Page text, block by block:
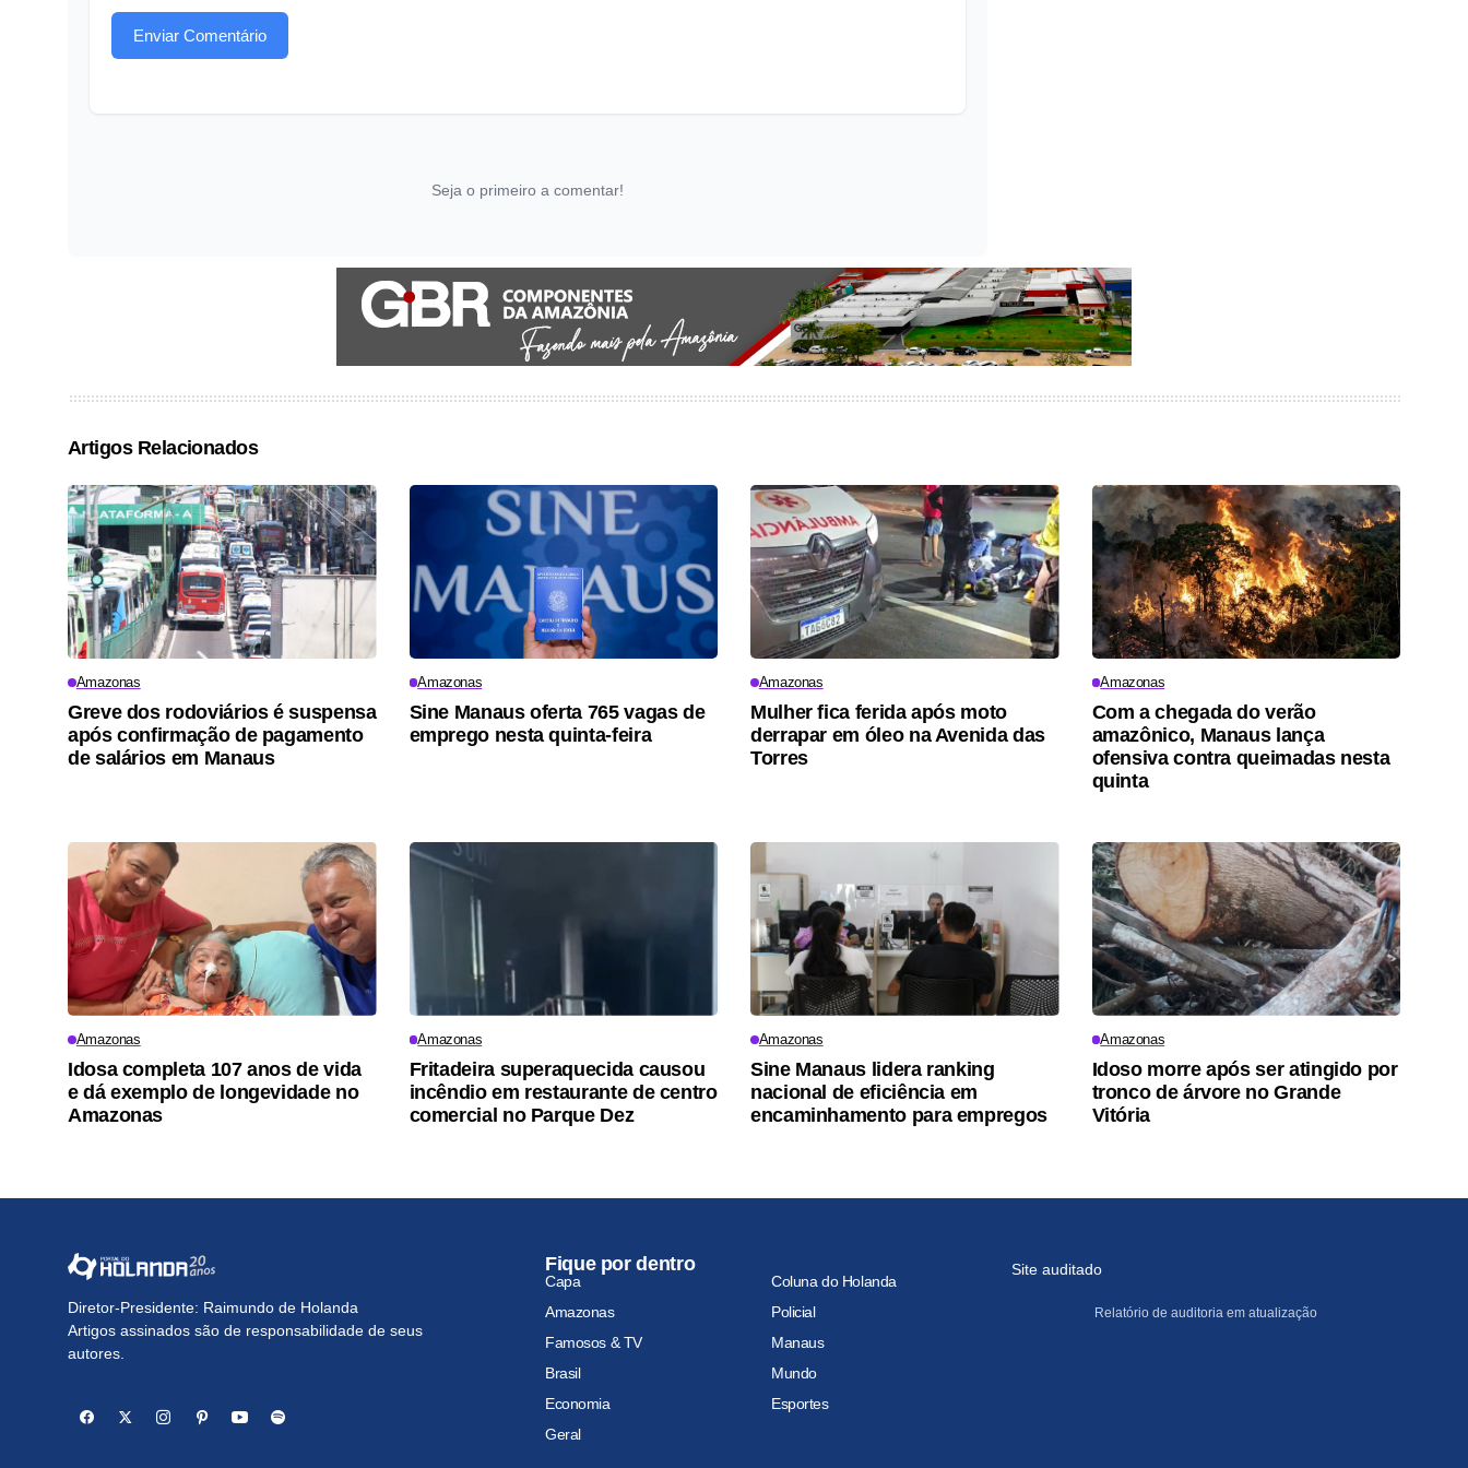
Enviar Comentário
Seja o primeiro a comentar!
Artigos Relacionados
Amazonas
Greve dos rodoviários é suspensa
após confirmação de pagamento
de salários em Manaus
Amazonas
Sine Manaus oferta 765 vagas de
emprego nesta quinta-feira
Amazonas
Mulher fica ferida após moto
derrapar em óleo na Avenida das
Torres
Amazonas
Com a chegada do verão
amazônico, Manaus lança
ofensiva contra queimadas nesta
quinta
Amazonas
Idosa completa 107 anos de vida
e dá exemplo de longevidade no
Amazonas
Amazonas
Fritadeira superaquecida causou
incêndio em restaurante de centro
comercial no Parque Dez
Amazonas
Sine Manaus lidera ranking
nacional de eficiência em
encaminhamento para empregos
Amazonas
Idoso morre após ser atingido por
tronco de árvore no Grande
Vitória
Diretor-Presidente: Raimundo de Holanda
Artigos assinados são de responsabilidade de seus
autores.
Fique por dentro
Capa
Coluna do Holanda
Amazonas
Policial
Famosos & TV
Manaus
Brasil
Mundo
Economia
Esportes
Geral
Site auditado
Relatório de auditoria em atualização